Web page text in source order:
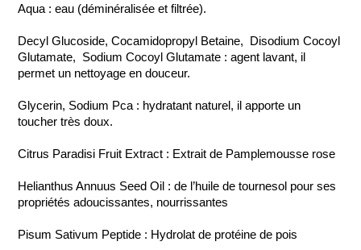
Aqua : eau (déminéralisée et filtrée).
Decyl Glucoside, Cocamidopropyl Betaine, Disodium Cocoyl
Glutamate, Sodium Cocoyl Glutamate : agent lavant, il
permet un nettoyage en douceur.
Glycerin, Sodium Pca : hydratant naturel, il apporte un
toucher très doux.
Citrus Paradisi Fruit Extract : Extrait de Pamplemousse rose
Helianthus Annuus Seed Oil : de l’huile de tournesol pour ses
propriétés adoucissantes, nourrissantes
Pisum Sativum Peptide : Hydrolat de protéine de pois